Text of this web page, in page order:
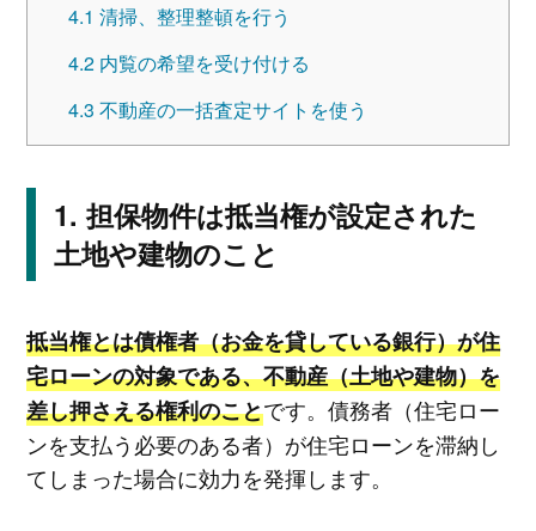
4.1 清掃、整理整頓を行う
4.2内覧の希望を受け付ける
4.3 不動産の一括査定サイトを使う
担保物件は抵当権が設定された
土地や建物のこと
抵当権とは債権者（お金を貸している銀行）が住
宅ローンの対象である、不動産（土地や建物）を
差し押さえる権利のことです。債務者（住宅ロー
ンを支払う必要のある者）が住宅ローンを滞納し
てしまった場合に効力を発揮します。